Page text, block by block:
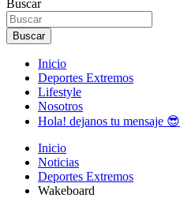
YOU EXTREME
Buscar
Buscar
Inicio
Deportes Extremos
Lifestyle
Nosotros
Hola! dejanos tu mensaje 😎
Inicio
Noticias
Deportes Extremos
Wakeboard